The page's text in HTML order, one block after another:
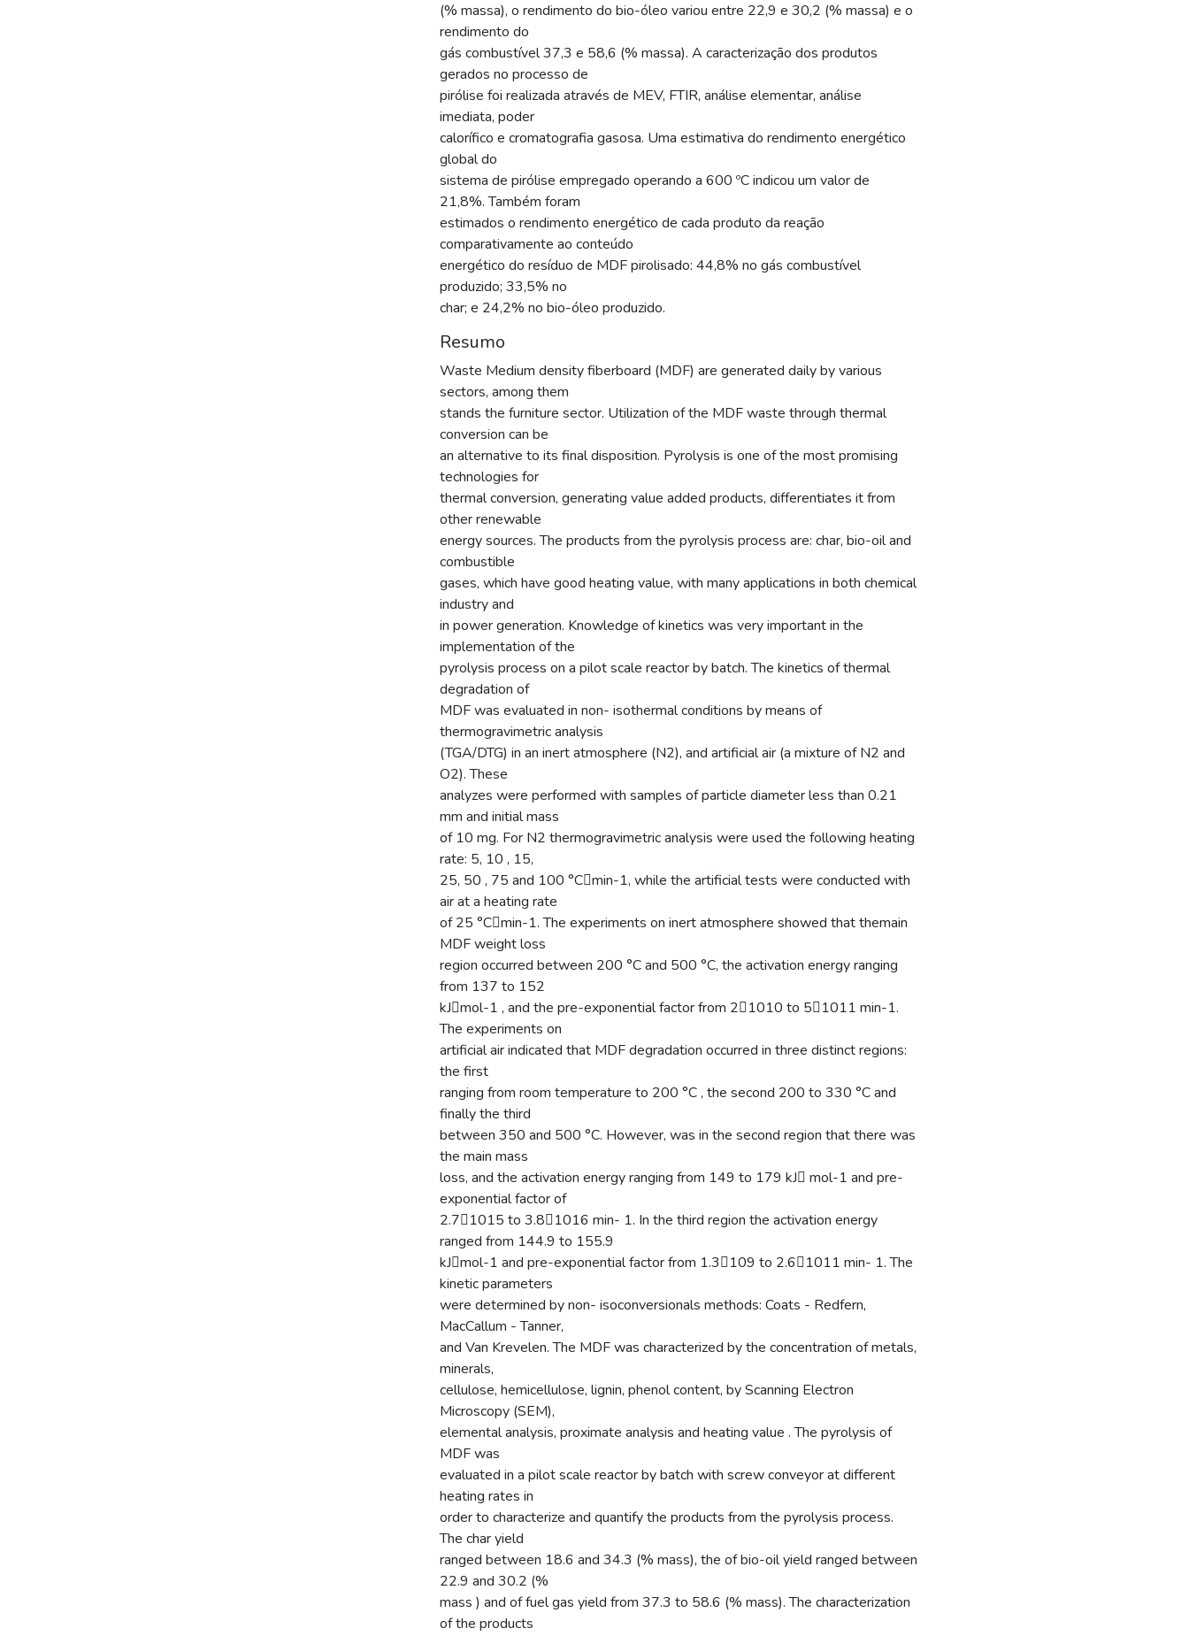
(% massa), o rendimento do bio-óleo variou entre 22,9 e 30,2 (% massa) e o
rendimento do
gás combustível 37,3 e 58,6 (% massa). A caracterização dos produtos
gerados no processo de
pirólise foi realizada através de MEV, FTIR, análise elementar, análise
imediata, poder
calorífico e cromatografia gasosa. Uma estimativa do rendimento energético
global do
sistema de pirólise empregado operando a 600 ºC indicou um valor de
21,8%. Também foram
estimados o rendimento energético de cada produto da reação
comparativamente ao conteúdo
energético do resíduo de MDF pirolisado: 44,8% no gás combustível
produzido; 33,5% no
char; e 24,2% no bio-óleo produzido.
Resumo
Waste Medium density fiberboard (MDF) are generated daily by various
sectors, among them
stands the furniture sector. Utilization of the MDF waste through thermal
conversion can be
an alternative to its final disposition. Pyrolysis is one of the most promising
technologies for
thermal conversion, generating value added products, differentiates it from
other renewable
energy sources. The products from the pyrolysis process are: char, bio-oil and
combustible
gases, which have good heating value, with many applications in both chemical
industry and
in power generation. Knowledge of kinetics was very important in the
implementation of the
pyrolysis process on a pilot scale reactor by batch. The kinetics of thermal
degradation of
MDF was evaluated in non- isothermal conditions by means of
thermogravimetric analysis
(TGA/DTG) in an inert atmosphere (N2), and artificial air (a mixture of N2 and
O2). These
analyzes were performed with samples of particle diameter less than 0.21
mm and initial mass
of 10 mg. For N2 thermogravimetric analysis were used the following heating
rate: 5, 10 , 15,
25, 50 , 75 and 100 °Cmin-1, while the artificial tests were conducted with
air at a heating rate
of 25 °Cmin-1. The experiments on inert atmosphere showed that themain
MDF weight loss
region occurred between 200 °C and 500 °C, the activation energy ranging
from 137 to 152
kJmol-1 , and the pre-exponential factor from 21010 to 51011 min-1.
The experiments on
artificial air indicated that MDF degradation occurred in three distinct regions:
the first
ranging from room temperature to 200 °C , the second 200 to 330 °C and
finally the third
between 350 and 500 °C. However, was in the second region that there was
the main mass
loss, and the activation energy ranging from 149 to 179 kJ mol-1 and pre-
exponential factor of
2.71015 to 3.81016 min- 1. In the third region the activation energy
ranged from 144.9 to 155.9
kJmol-1 and pre-exponential factor from 1.3109 to 2.61011 min- 1. The
kinetic parameters
were determined by non- isoconversionals methods: Coats - Redfern,
MacCallum - Tanner,
and Van Krevelen. The MDF was characterized by the concentration of metals,
minerals,
cellulose, hemicellulose, lignin, phenol content, by Scanning Electron
Microscopy (SEM),
elemental analysis, proximate analysis and heating value . The pyrolysis of
MDF was
evaluated in a pilot scale reactor by batch with screw conveyor at different
heating rates in
order to characterize and quantify the products from the pyrolysis process.
The char yield
ranged between 18.6 and 34.3 (% mass), the of bio-oil yield ranged between
22.9 and 30.2 (%
mass ) and of fuel gas yield from 37.3 to 58.6 (% mass). The characterization
of the products